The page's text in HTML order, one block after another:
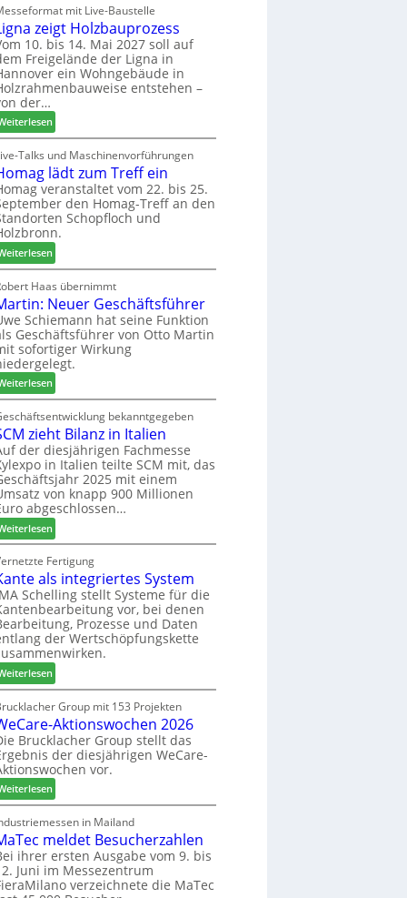
P
a
n
t
a
g
ä
s
e
r
u
n
d
-
V
r
b
i
n
d
e
r
e
i
t
t
h
e
a
d
e
r
I
n
t
e
r
z
u
m
2
0
2
7
mit Live-Baustelle
zeigt Holzbauprozess
10. bis 14. Mai 2027 soll auf
Freigelände der Ligna in
ein Wohngebäude in
entstehen –
der…
:
L
i
g
n
a
z
e
i
g
t
H
o
l
z
b
a
u
p
r
o
z
e
s
s
Talks und Maschinenvorführungen
lädt zum Treff ein
veranstaltet vom 22. bis 25.
den Homag-Treff an den
Schopfloch und
:
H
o
m
a
g
l
ä
d
t
z
u
m
T
r
e
f
f
e
i
n
Haas übernimmt
Neuer Geschäftsführer
Schiemann hat seine Funktion
Geschäftsführer von Otto Martin
sofortiger Wirkung
:
M
a
r
t
i
n
:
N
e
u
e
r
G
e
s
c
h
ä
f
t
s
f
ü
h
r
e
r
bekanntgegeben
zieht Bilanz in Italien
der diesjährigen Fachmesse
in Italien teilte SCM mit, das
2025 mit einem
von knapp 900 Millionen
abgeschlossen…
:
S
C
M
z
i
e
h
t
B
i
l
a
n
z
i
n
I
t
a
l
i
e
Fertigung
als integriertes System
Schelling stellt Systeme für die
vor, bei denen
Prozesse und Daten
der Wertschöpfungskette
:
K
a
n
t
e
a
s
i
n
t
e
g
Group mit 153 Projekten
Aktionswochen 2026
Brucklacher Group stellt das
der diesjährigen WeCare-
vor.
:
W
e
C
a
r
e
in Mailand
meldet Besucherzahlen
ihrer ersten Ausgabe vom 9. bis
Juni im Messezentrum
verzeichnete die MaTec